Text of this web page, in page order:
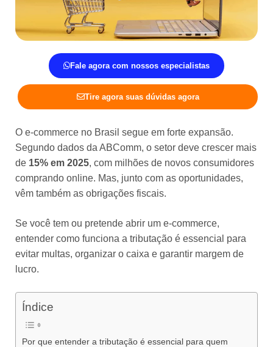
Fale agora com nossos especialistas
Tire agora suas dúvidas agora
O e-commerce no Brasil segue em forte expansão.
Segundo dados da ABComm, o setor deve crescer mais
de 15% em 2025, com milhões de novos consumidores
comprando online. Mas, junto com as oportunidades,
vêm também as obrigações fiscais.
Se você tem ou pretende abrir um e-commerce,
entender como funciona a tributação é essencial para
evitar multas, organizar o caixa e garantir margem de
lucro.
Índice
Por que entender a tributação é essencial para quem